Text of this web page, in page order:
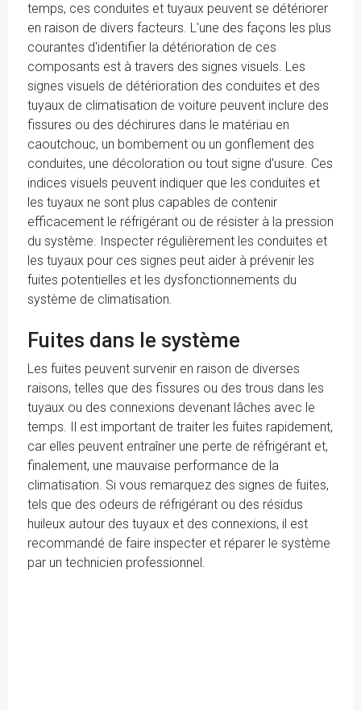
temps, ces conduites et tuyaux peuvent se détériorer
en raison de divers facteurs. L'une des façons les plus
courantes d'identifier la détérioration de ces
composants est à travers des signes visuels. Les
signes visuels de détérioration des conduites et des
tuyaux de climatisation de voiture peuvent inclure des
fissures ou des déchirures dans le matériau en
caoutchouc, un bombement ou un gonflement des
conduites, une décoloration ou tout signe d'usure. Ces
indices visuels peuvent indiquer que les conduites et
les tuyaux ne sont plus capables de contenir
efficacement le réfrigérant ou de résister à la pression
du système. Inspecter régulièrement les conduites et
les tuyaux pour ces signes peut aider à prévenir les
fuites potentielles et les dysfonctionnements du
système de climatisation.
Fuites dans le système
Les fuites peuvent survenir en raison de diverses
raisons, telles que des fissures ou des trous dans les
tuyaux ou des connexions devenant lâches avec le
temps. Il est important de traiter les fuites rapidement,
car elles peuvent entraîner une perte de réfrigérant et,
finalement, une mauvaise performance de la
climatisation. Si vous remarquez des signes de fuites,
tels que des odeurs de réfrigérant ou des résidus
huileux autour des tuyaux et des connexions, il est
recommandé de faire inspecter et réparer le système
par un technicien professionnel.